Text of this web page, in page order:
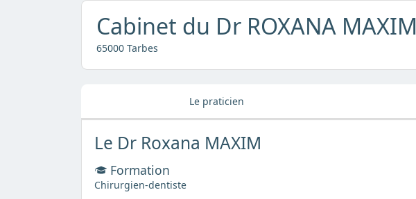
Cabinet du Dr ROXANA MAXIM
65000 Tarbes
Le praticien
Le Dr Roxana MAXIM
Formation
Chirurgien-dentiste